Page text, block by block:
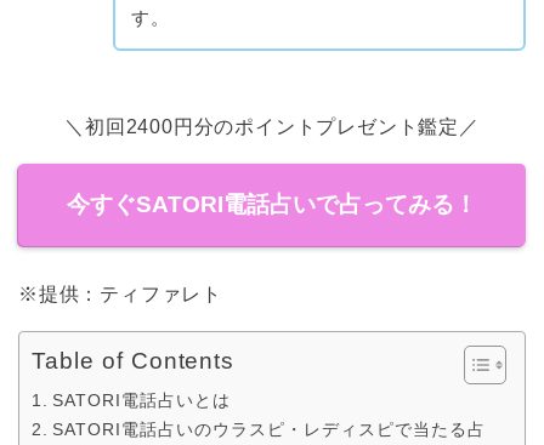
す。
＼初回2400円分のポイントプレゼント鑑定／
今すぐSATORI電話占いで占ってみる！
※提供：ティファレト
Table of Contents
SATORI電話占いとは
SATORI電話占いのウラスピ・レディスピで当たる占